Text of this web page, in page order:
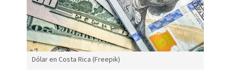
Dólar en Costa Rica (Freepik)